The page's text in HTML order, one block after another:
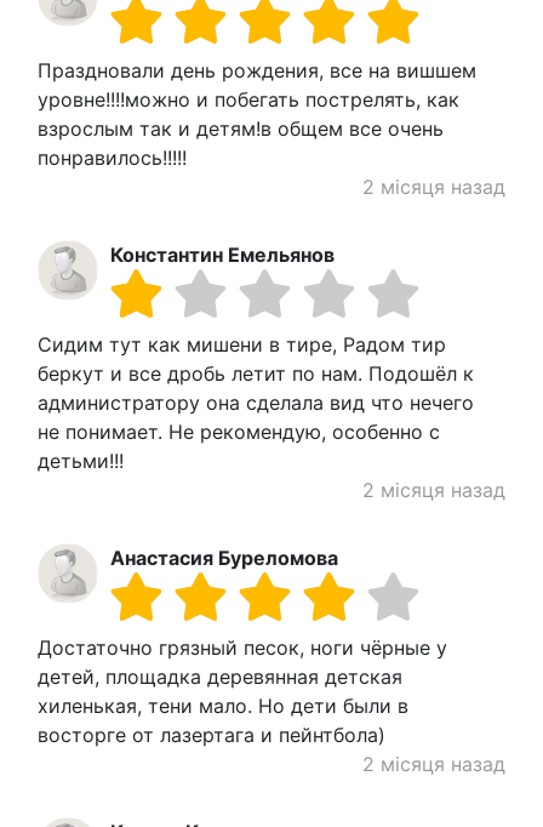
Праздновали день рождения, все на вишшем
уровне!!!!можно и побегать пострелять, как
взрослым так и детям!в общем все очень
понравилось!!!!!
2 місяця назад
Константин Емельянов
Сидим тут как мишени в тире, Радом тир
беркут и все дробь летит по нам. Подошёл к
администратору она сделала вид что нечего
не понимает. Не рекомендую, особенно с
детьми!!!
2 місяця назад
Анастасия Буреломова
Достаточно грязный песок, ноги чёрные у
детей, площадка деревянная детская
хиленькая, тени мало. Но дети были в
восторге от лазертага и пейнтбола)
2 місяця назад